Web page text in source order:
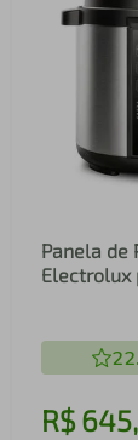
Panela de
Electrolux
R$645,